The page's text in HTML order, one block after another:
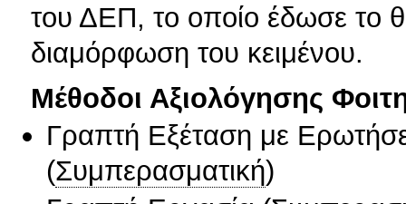
του ΔΕΠ, το οποίο έδωσε το
διαμόρφωση του κειμένου.
Μέθοδοι Αξιολόγησης
Γραπτή Εξέταση με
(Συμπερασματική)